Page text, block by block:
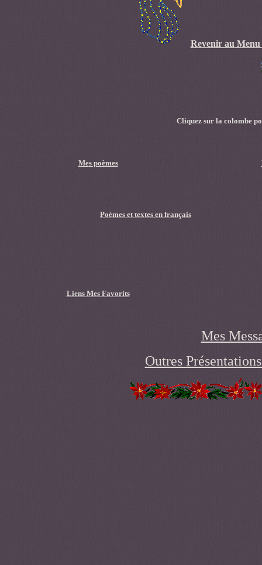
Revenirau Menu
Cliquez sur la colombe
Mes poèmes
Poèmes et textes en français
Liens Mes Favorits
Mes
Outres